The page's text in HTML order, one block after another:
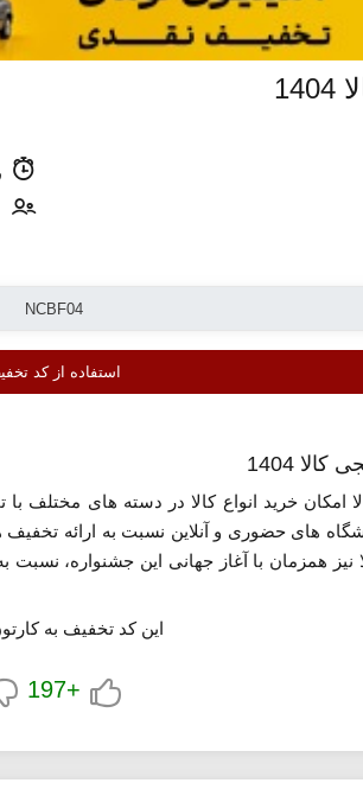
استفاده از کد
1404
خرید انواع کالا در دسته های مختلف
های حضوری و آنلاین نسبت به ارائه تخفیف
نیز همزمان با آغاز جهانی این جشنواره،
خرید کالا با تخفیف ویژه وجود دارد، اما طرح اصلی در
فروشگاه نسبت به انتشارکدهای تخفیف بلک
این کد تخفیف به
+197